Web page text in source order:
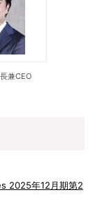
兼CEO
2025年12月期第2